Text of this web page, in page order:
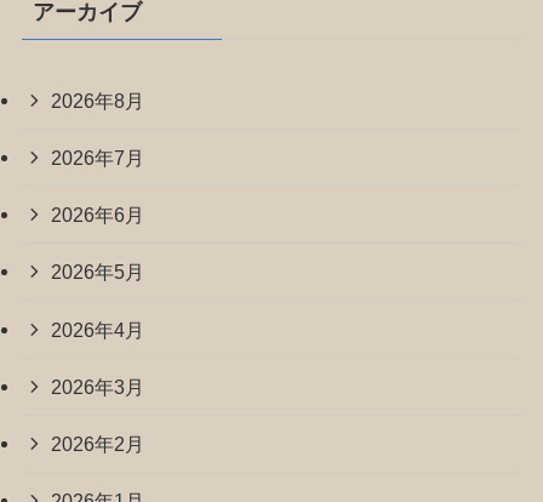
アーカイブ
2026年8月
2026年7月
2026年6月
2026年5月
2026年4月
2026年3月
2026年2月